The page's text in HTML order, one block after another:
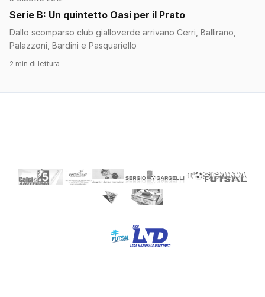
Serie B: Un quintetto Oasi per il Prato
Dallo scomparso club gialloverde arrivano Cerri, Ballirano,
Palazzoni, Bardini e Pasquariello
2 min di lettura